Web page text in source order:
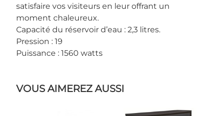
satisfaire vos visiteurs en leur offrant un
moment chaleureux.
Capacité du réservoir d’eau : 2,3 litres.
Pression : 19
Puissance : 1560 watts
VOUS AIMEREZ AUSSI